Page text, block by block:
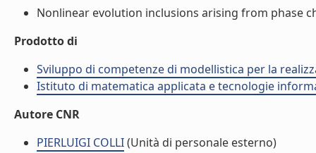
Nonlinear evolution inclusions arising from phase
Prodotto di
Sviluppo di competenze di modellistica per la
Istituto di matematica applicata e tecnologie
Autore CNR
PIERLUIGI COLLI(Unità di personale esterno)